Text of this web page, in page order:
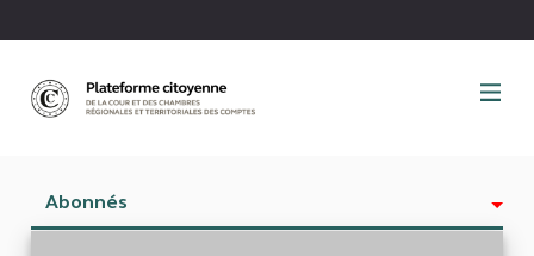
Abonnés